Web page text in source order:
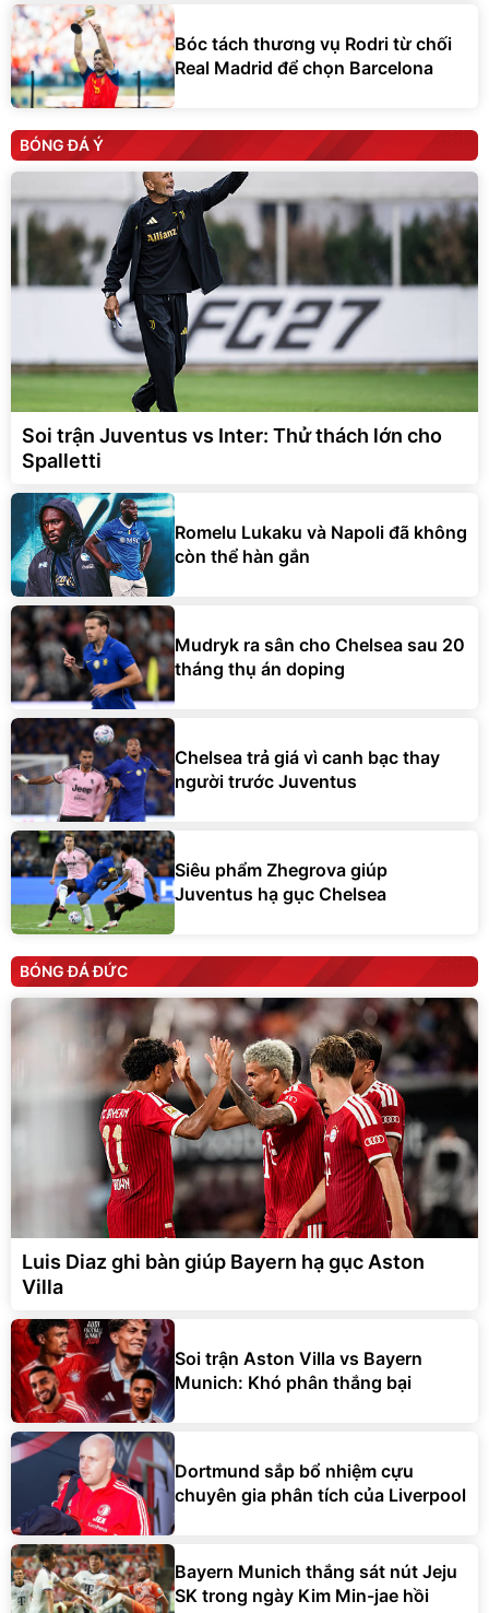
Bóc tách thương vụ Rodri từ chối
Real Madrid để chọn Barcelona
BÓNG ĐÁ Ý
Soi trận Juventus vs Inter: Thử thách lớn cho
Spalletti
Romelu Lukaku và Napoli đã không
còn thể hàn gắn
Mudryk ra sân cho Chelsea sau 20
tháng thụ án doping
Chelsea trả giá vì canh bạc thay
người trước Juventus
Siêu phẩm Zhegrova giúp
Juventus hạ gục Chelsea
BÓNG ĐÁ ĐỨC
Luis Diaz ghi bàn giúp Bayern hạ gục Aston
Villa
Soi trận Aston Villa vs Bayern
Munich: Khó phân thắng bại
Dortmund sắp bổ nhiệm cựu
chuyên gia phân tích của Liverpool
Bayern Munich thắng sát nút Jeju
SK trong ngày Kim Min-jae hồi